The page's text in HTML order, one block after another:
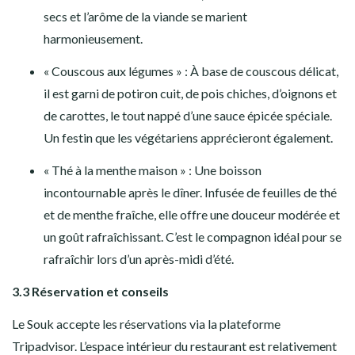
secs et l’arôme de la viande se marient
harmonieusement.
« Couscous aux légumes » : À base de couscous délicat,
il est garni de potiron cuit, de pois chiches, d’oignons et
de carottes, le tout nappé d’une sauce épicée spéciale.
Un festin que les végétariens apprécieront également.
« Thé à la menthe maison » : Une boisson
incontournable après le dîner. Infusée de feuilles de thé
et de menthe fraîche, elle offre une douceur modérée et
un goût rafraîchissant. C’est le compagnon idéal pour se
rafraîchir lors d’un après-midi d’été.
3.3 Réservation et conseils
Le Souk accepte les réservations via la plateforme
Tripadvisor. L’espace intérieur du restaurant est relativement